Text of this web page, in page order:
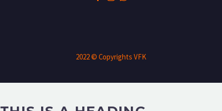
2022 © Copyrights VFK